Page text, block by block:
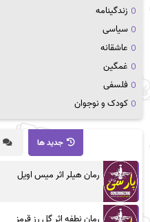
زندگینامه
سیاسی
عاشقانه
غمگین
فلسفی
کودک و نوجوان
جدید ها
رمان هیلر اثر میس اویل
رمان نطفه اثر گل رز قرمز